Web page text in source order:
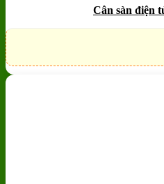
Cân sàn điện